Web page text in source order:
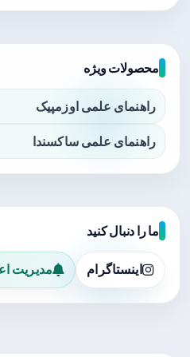
محصولات ویژه
راهنمای علمی اوزمپیک
راهنمای علمی ساکسندا
ما را دنبال کنید
اینستاگرام مدیریت